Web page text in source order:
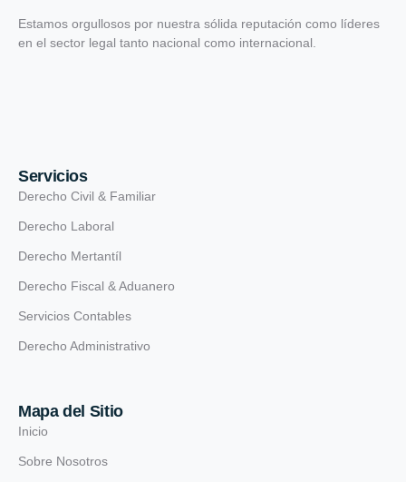
Estamos orgullosos por nuestra sólida reputación como líderes
en el sector legal tanto nacional como internacional.
Servicios
Derecho Civil & Familiar
Derecho Laboral
Derecho Mertantíl
Derecho Fiscal & Aduanero
Servicios Contables
Derecho Administrativo
Mapa del Sitio
Inicio
Sobre Nosotros